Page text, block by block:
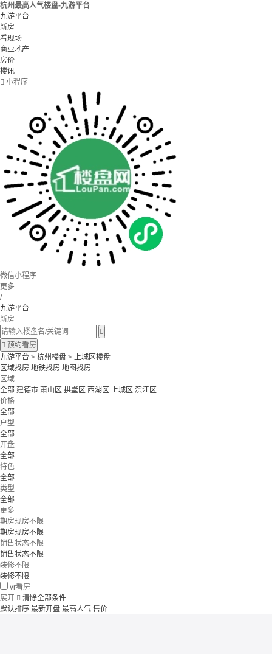
杭州最高人气楼盘-九游平台
九游平台
新房
看现场
商业地产
房价
楼讯
 小程序
微信小程序
更多
/
九游平台
新房

 预约看房
九游平台 > 杭州楼盘 > 上城区楼盘
区域找房 地铁找房 地图找房
区域
全部 建德市 萧山区 拱墅区 西湖区 上城区 滨江区
价格
全部
户型
全部
开盘
全部
特色
全部
类型
全部
更多
期房现房不限
期房现房不限
销售状态不限
销售状态不限
装修不限
装修不限
vr看房
展开  清除全部条件
默认排序 最新开盘 最高人气 售价